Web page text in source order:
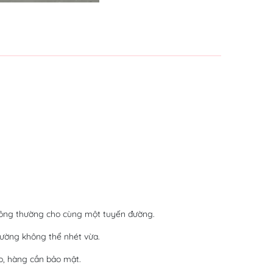
thường cho cùng một tuyến đường.
không thể nhét vừa.
hàng cần bảo mật.